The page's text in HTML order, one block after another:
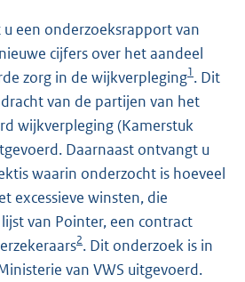
een onderzoeksrapport van
cijfers over het aandeel
zorg in de wijkverpleging1. Dit
van de partijen van het
wijkverpleging (Kamerstuk
Daarnaast ontvangt u
waarin onderzocht is hoeveel
excessieve winsten, die
van Pointer, een contract
2. Dit onderzoek is in
van VWS uitgevoerd.